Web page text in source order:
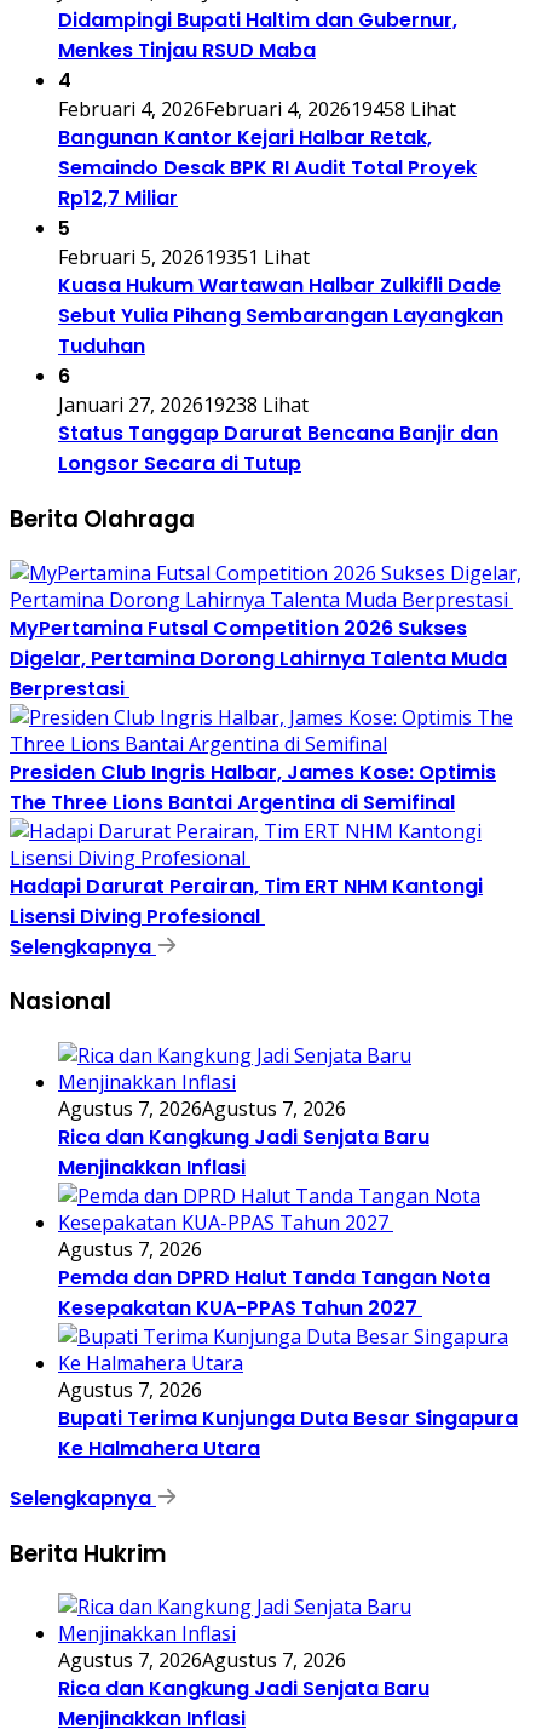
Didampingi Bupati Haltim dan Gubernur,
Menkes Tinjau RSUD Maba
4
Februari 4, 2026Februari 4, 202619458 Lihat
Bangunan Kantor Kejari Halbar Retak,
Semaindo Desak BPK RI Audit Total Proyek
Rp12,7 Miliar
5
Februari 5, 202619351 Lihat
Kuasa Hukum Wartawan Halbar Zulkifli Dade
Sebut Yulia Pihang Sembarangan Layangkan
Tuduhan
6
Januari 27, 202619238 Lihat
Status Tanggap Darurat Bencana Banjir dan
Longsor Secara di Tutup
Berita Olahraga
MyPertamina Futsal Competition 2026 Sukses
Digelar, Pertamina Dorong Lahirnya Talenta Muda
Berprestasi
Presiden Club Ingris Halbar, James Kose: Optimis
The Three Lions Bantai Argentina di Semifinal
Hadapi Darurat Perairan, Tim ERT NHM Kantongi
Lisensi Diving Profesional
Selengkapnya
Nasional
Agustus 7, 2026Agustus 7, 2026
Rica dan Kangkung Jadi Senjata Baru
Menjinakkan Inflasi
Agustus 7, 2026
Pemda dan DPRD Halut Tanda Tangan Nota
Kesepakatan KUA-PPAS Tahun 2027
Agustus 7, 2026
Bupati Terima Kunjunga Duta Besar Singapura
Ke Halmahera Utara
Selengkapnya
Berita Hukrim
Agustus 7, 2026Agustus 7, 2026
Rica dan Kangkung Jadi Senjata Baru
Menjinakkan Inflasi